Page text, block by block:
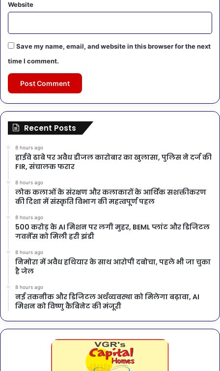
Website
Save my name, email, and website in this browser for the next
time I comment.
Recent Posts
8 hours ago
हाईवे ढाबे पर अवैध डीजल कारोबार का खुलासा, पुलिस ने दर्ज की
FIR, संचालक फरार
8 hours ago
लोक कलाओं के संरक्षण और कलाकारों के आर्थिक सशक्तीकरण
की दिशा में संस्कृति विभाग की महत्वपूर्ण पहल
8 hours ago
500 करोड़ के AI मिशन पर लगी मुहर, BEML प्लांट और डिजिटल
गवर्नेंस को मिली हरी झंडी
8 hours ago
निमोरा में अवैध हथियार के साथ आरोपी दबोचा, पहले भी जा चुका
है जेल
8 hours ago
नई तकनीक और डिजिटल अर्थव्यवस्था को मिलेगा बढ़ावा, AI
मिशन को विष्णु कैबिनेट की मंजूरी